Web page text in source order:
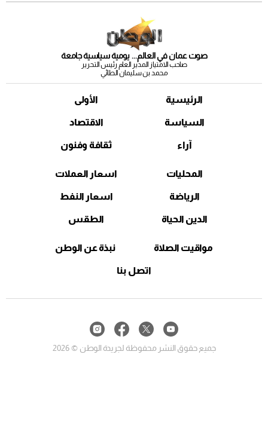
صوت عمان في العالم... يومية سياسية جامعة
صاحب الامتياز المدير العام رئيس التحرير
محمد بن سليمان الطائي
الرئيسية
السياسة
آراء
الأولى
الاقتصاد
ثقافة وفنون
المحليات
الرياضة
الدين الحياة
اسعار العملات
اسعار النفط
الطقس
مواقيت الصلاة نبذة عن الوطن
اتصل بنا
جميع حقوق النشر محفوظة لجريدة الوطن © 2026